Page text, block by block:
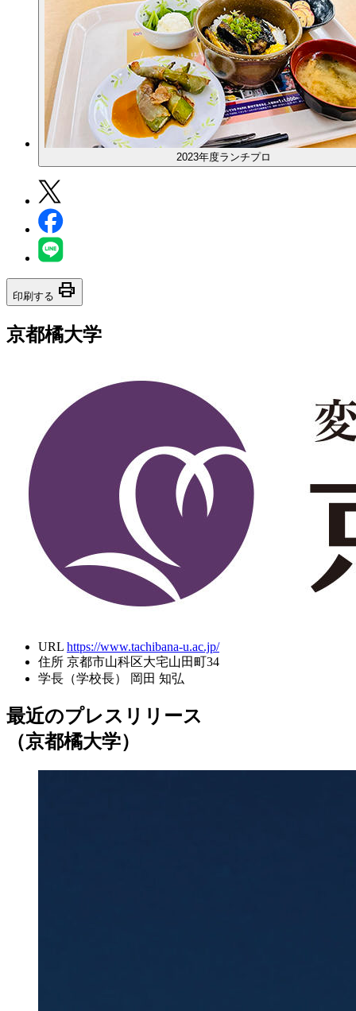
2023年度ランチプロ
印刷する print
京都橘大学
URL https://www.tachibana-u.ac.jp/
住所 京都市山科区大宅山田町34
学長（学校長）
岡田 知弘
最近のプレスリリース
（京都橘大学）